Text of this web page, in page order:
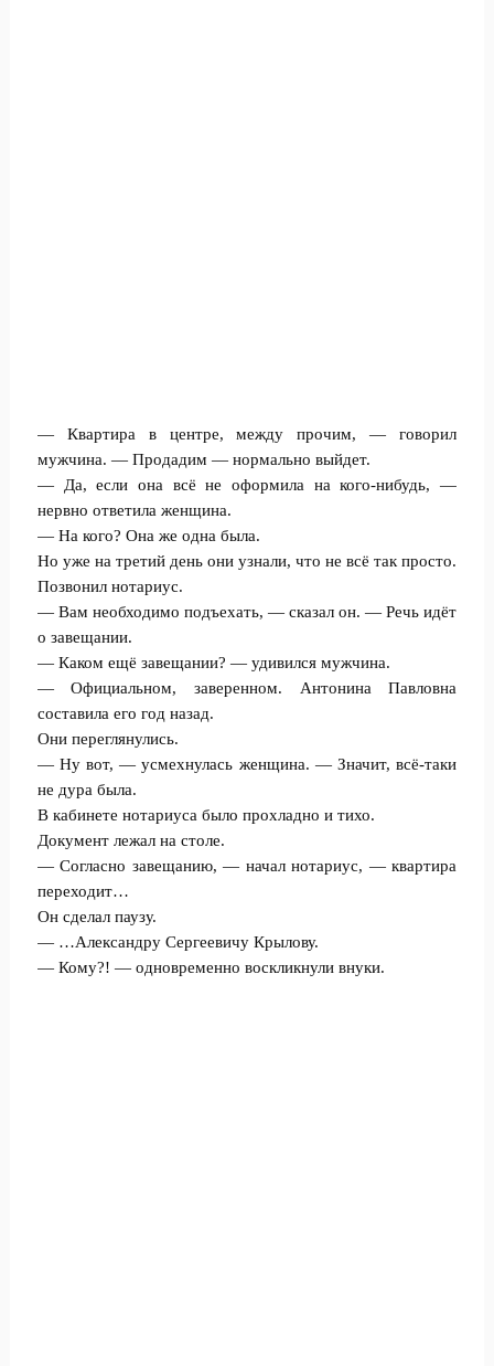
— Квартира в центре, между прочим, — говорил
мужчина. — Продадим — нормально выйдет.
— Да, если она всё не оформила на кого-нибудь, —
нервно ответила женщина.
— На кого? Она же одна была.
Но уже на третий день они узнали, что не всё так просто.
Позвонил нотариус.
— Вам необходимо подъехать, — сказал он. — Речь идёт
о завещании.
— Каком ещё завещании? — удивился мужчина.
— Официальном, заверенном. Антонина Павловна
составила его год назад.
Они переглянулись.
— Ну вот, — усмехнулась женщина. — Значит, всё-таки
не дура была.
В кабинете нотариуса было прохладно и тихо.
Документ лежал на столе.
— Согласно завещанию, — начал нотариус, — квартира
переходит…
Он сделал паузу.
— …Александру Сергеевичу Крылову.
— Кому?! — одновременно воскликнули внуки.